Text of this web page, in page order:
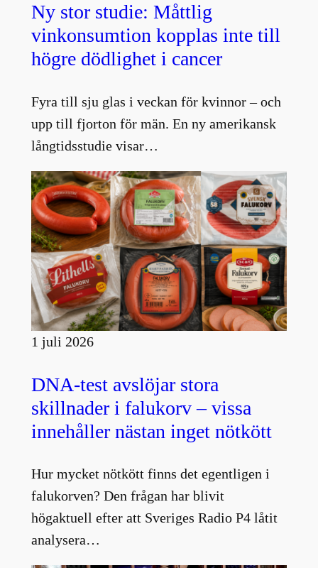
Ny stor studie: Måttlig
vinkonsumtion kopplas inte till
högre dödlighet i cancer
Fyra till sju glas i veckan för kvinnor – och
upp till fjorton för män. En ny amerikansk
långtidsstudie visar…
1 juli 2026
DNA-test avslöjar stora
skillnader i falukorv – vissa
innehåller nästan inget nötkött
Hur mycket nötkött finns det egentligen i
falukorven? Den frågan har blivit
högaktuell efter att Sveriges Radio P4 låtit
analysera…